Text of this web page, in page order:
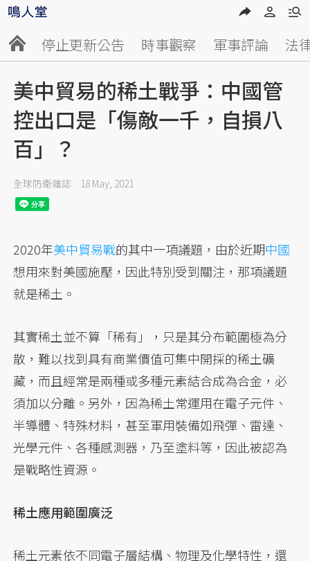
停止更新公告 時事觀察 軍事評論 法
美中貿易的稀土戰爭：中國管
控出口是「傷敵一千，自損八
百」？
全球防衛雜誌 18 May, 2021
2020年美中貿易戰的其中一項議題，由於近期中國
想用來對美國施壓，因此特別受到關注，那項議題
就是稀土。
其實稀土並不算「稀有」，只是其分布範圍極為分
散，難以找到具有商業價值可集中開採的稀土礦
藏，而且經常是兩種或多種元素結合成為合金，必
須加以分離。另外，因為稀土常運用在電子元件、
半導體、特殊材料，甚至軍用裝備如飛彈、雷達、
光學元件、各種感測器，乃至塗料等，因此被認為
是戰略性資源。
稀土應用範圍廣泛
稀土元素依不同電子層結構、物理及化學特性，還